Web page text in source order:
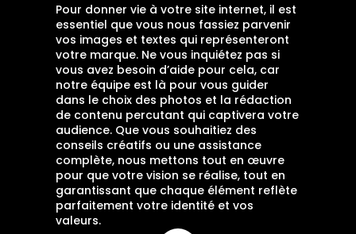
Pour donner vie à votre site internet, il est
essentiel que vous nous fassiez parvenir
vos images et textes qui représenteront
votre marque. Ne vous inquiétez pas si
vous avez besoin d’aide pour cela, car
notre équipe est là pour vous guider
dans le choix des photos et la rédaction
de contenu percutant qui captivera votre
audience. Que vous souhaitiez des
conseils créatifs ou une assistance
complète, nous mettons tout en œuvre
pour que votre vision se réalise, tout en
garantissant que chaque élément reflète
parfaitement votre identité et vos
valeurs.